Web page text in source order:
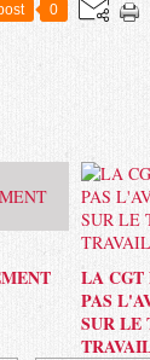
0
LA CGT
PAS
SUR LE